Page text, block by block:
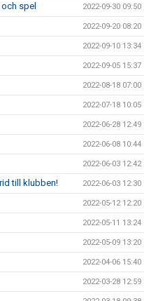
spel 2022-09-30 09:50
2022-09-20 08:20
2022-09-10 13:34
2022-09-05 15:37
2022-08-18 07:00
2022-07-18 10:05
2022-06-28 12:49
2022-06-08 10:44
2022-06-03 12:42
till klubben! 2022-06-03 12:30
2022-05-12 12:20
2022-05-11 13:24
2022-05-09 13:20
2022-04-06 15:40
2022-03-28 12:59